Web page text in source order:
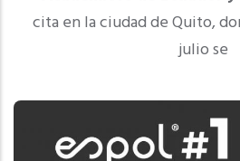
cita en la ciudad de Quito,
julio se